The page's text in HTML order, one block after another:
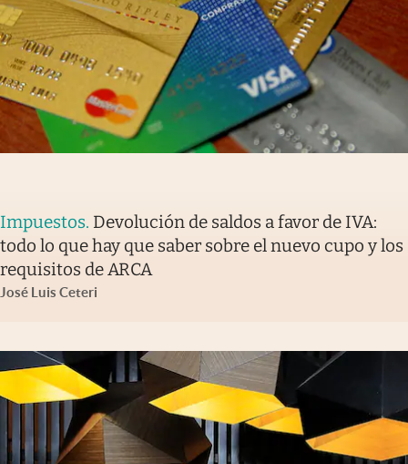
Impuestos. Devolución de saldos a favor de IVA:
todo lo que hay que saber sobre el nuevo cupo y los
requisitos de ARCA
José Luis Ceteri